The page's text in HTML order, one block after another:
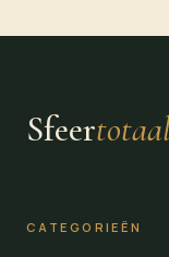
Sfeer
CATEGORIEËN